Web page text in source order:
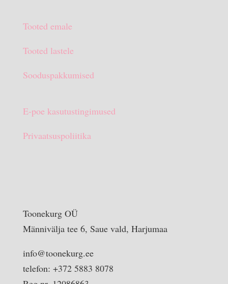
€15.90.
Tooted emale
Tooted lastele
Sooduspakkumised
E-poe kasutustingimused
Privaatsuspoliitika
Toonekurg OÜ
Männivälja tee 6, Saue vald, Harjumaa
info@toonekurg.ee
telefon: +372 5883 8078